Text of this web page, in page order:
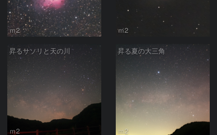
ｍ2 ｍ2
昇るサソリと天の川
ｍ2
昇る夏の大三角
ｍ2